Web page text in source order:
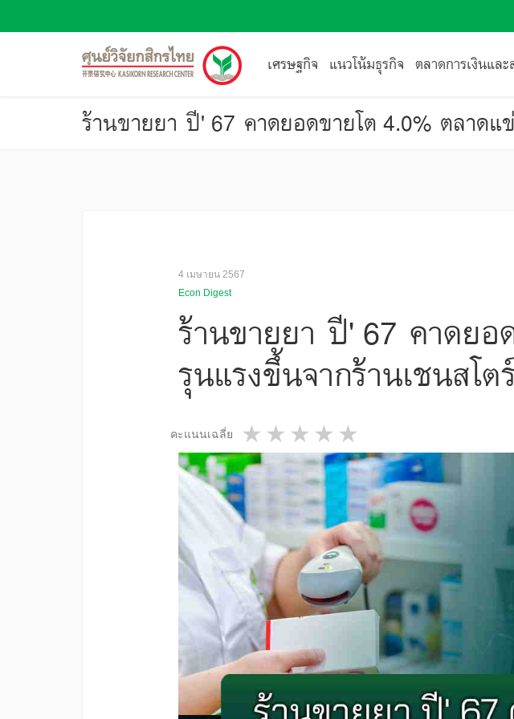
เศรษฐกิจ แนวโน้มธุรกิจ ตลาดการเงินแล
ร้านขายยา ปี' 67 คาดยอดขายโต 4.0% ตลาดแ
4 เมษายน 2567
Econ Digest
ร้านขายยา ปี' 67 คาดย
รุนแรงขึ้นจากร้านเชนสโต
คะแนนเฉลี่ย 4 stars
3 stars
2 stars
1 star